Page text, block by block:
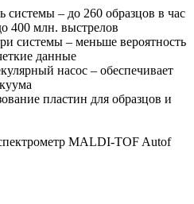
системы – до 260 образцов в час
400 млн. выстрелов
системы – меньше вероятность
данные
насос – обеспечивает
пластин для образцов и
MALDI-TOF Autof